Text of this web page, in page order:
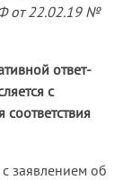
от 22.02.19 №
ответ­
с
заявлением об